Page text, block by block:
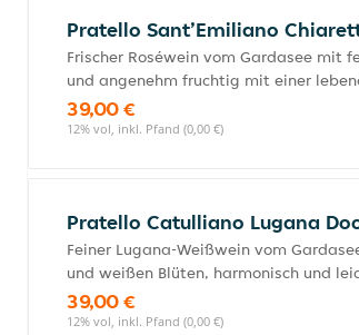
Pratello Sant’Emiliano
Frischer Roséwein vom Gardasee mit
und angenehm fruchtig mit einer
39,00 €
12% vol, inkl. Pfand (0,00 €)
Pratello Catulliano Lugana
Feiner Lugana-Weißwein vom
und weißen Blüten, harmonisch und
39,00 €
12% vol, inkl. Pfand (0,00 €)